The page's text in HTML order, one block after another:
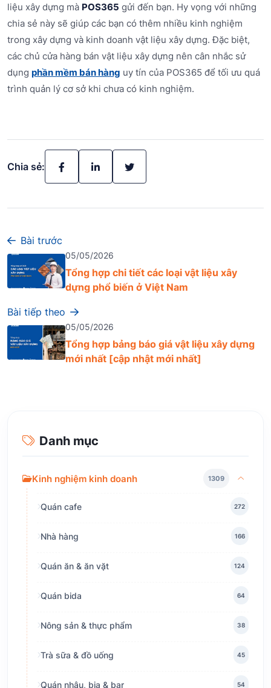
liệu xây dựng mà POS365 gửi đến bạn. Hy vọng với những
chia sẻ này sẽ giúp các bạn có thêm nhiều kinh nghiệm
trong xây dựng và kinh doanh vật liệu xây dựng. Đặc biệt,
các chủ cửa hàng bán vật liệu xây dựng nên cân nhắc sử
dụng phần mềm bán hàng uy tín của POS365 để tối ưu quá
trình quản lý cơ sở khi chưa có kinh nghiệm.
Chia sẻ:
Bài trước
05/05/2026
Tổng hợp chi tiết các loại vật liệu xây
dựng phổ biến ở Việt Nam
Bài tiếp theo
05/05/2026
Tổng hợp bảng báo giá vật liệu xây dựng
mới nhất [cập nhật mới nhất]
Danh mục
Kinh nghiệm kinh doanh 1309
Quán cafe 272
Nhà hàng 166
Quán ăn & ăn vặt 124
Quán bida 64
Nông sản & thực phẩm 38
Trà sữa & đồ uống 45
Quán nhậu, bia & bar 54